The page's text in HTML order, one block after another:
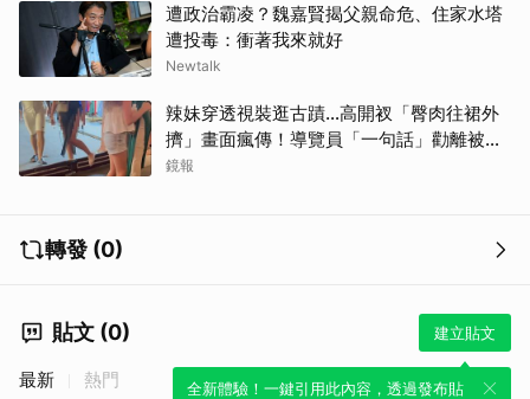
遭政治霸凌？魏嘉賢揭父親命危、住家水塔
遭投毒：衝著我來就好
Newtalk
辣妹穿透視裝逛古蹟…高開衩「臀肉往裙外
擠」畫面瘋傳！導覽員「一句話」勸離被狂
讚
鏡報
轉發 (0)
貼文 (0) 建立貼文
全新體驗！一鍵引用此內容，透過發布貼
最新 熱門